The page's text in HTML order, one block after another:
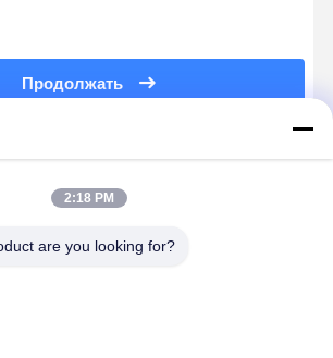
Продолжать
Продукты
2:18 PM
are you looking for?